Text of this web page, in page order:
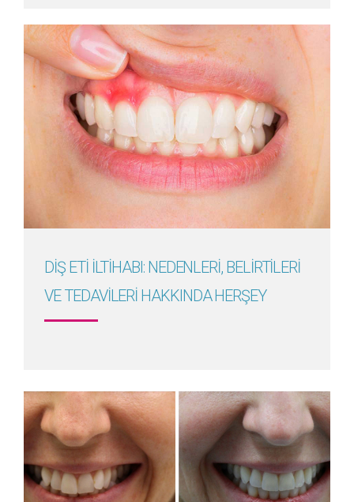
DİŞ ETİ İLTİHABI: NEDENLERİ, BELİRTİLERİ
VE TEDAVİLERİ HAKKINDA HERŞEY